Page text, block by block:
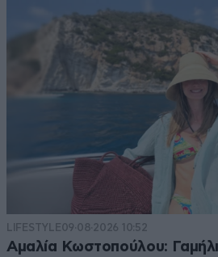
LIFESTYLE09·08·2026 10:52
Αμαλία Κωστοπούλου: